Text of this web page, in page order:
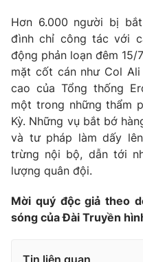
Khán giả
Giải sao mai
Sao
Du lịch
Làm đẹp
Chất lượng cuộc sống
Giáo dục
Tuyển sinh
Học trực tuyến
Công nghệ
Hitech Công nghệ tương
Sản phẩm
Thị trường
Tư vấn
Giao lưu trực tuyến
Lịch phát sóng
Chuyên mục khác
Emagazine
Hơn 6.000 người bị
đình chỉ công tác với
động phản loạn đêm 15/
mặt cốt cán như Col
cao của Tổng thống
một trong những thẩm
Kỳ. Những vụ bắt bớ
và tư pháp làm dấy
trừng nội bộ, dẫn tới
lượng quân đội.
Mời quý độc giả theo
sóng của Đài Truyền
Tin liên quan